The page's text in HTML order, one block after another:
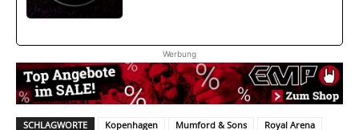
Werbung
SCHLAGWORTE Kopenhagen Mumford & Sons Royal Arena